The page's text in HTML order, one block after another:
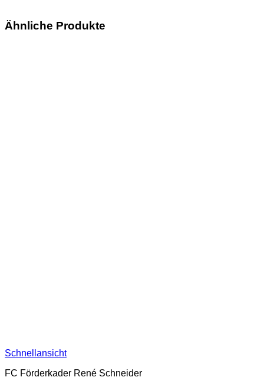
Ähnliche Produkte
Schnellansicht
FC Förderkader René Schneider